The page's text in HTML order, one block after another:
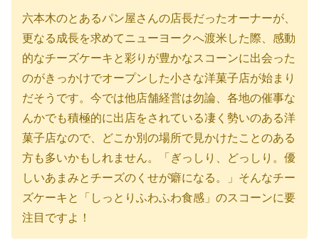
六本木のとあるパン屋さんの店長だったオーナーが、
更なる成長を求めてニューヨークへ渡米した際、感動
的なチーズケーキと彩りが豊かなスコーンに出会った
のがきっかけでオープンした小さな洋菓子店が始まり
だそうです。今では他店舗経営は勿論、各地の催事な
んかでも積極的に出店をされている凄く勢いのある洋
菓子店なので、どこか別の場所で見かけたことのある
方も多いかもしれません。「ぎっしり、どっしり。優
しいあまみとチーズのくせが癖になる。」そんなチー
ズケーキと「しっとりふわふわ食感」のスコーンに要
注目ですよ！